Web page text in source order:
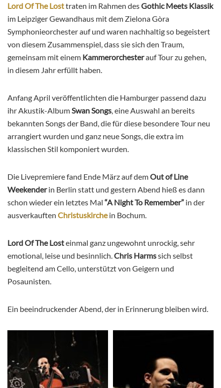
Lord Of The Losttraten im Rahmen desGothic Meets Klassik
im Leipziger Gewandhaus mit dem Zielona Gòra
Symphonieorchester auf und waren nachhaltig so begeistert
von diesem Zusammenspiel, dass sie sich den Traum,
gemeinsam mit einem Kammerorchesterauf Tour zu gehen,
in diesem Jahr erfüllt haben.
Anfang April veröffentlichten die Hamburger passend dazu
ihr Akustik-AlbumSwan Songs, eine Auswahl an bereits
bekannten Songs der Band, die für diese besondere Tour neu
arrangiert wurden und ganz neue Songs, die extra im
klassischen Stil komponiert wurden.
Die Livepremiere fand Ende März auf demOut of Line
Weekenderin Berlin statt und gestern Abend hieß es dann
schon wieder ein letztes Mal “A Night To Remember” in der
ausverkauften Christuskirche in Bochum.
Lord Of The Losteinmal ganz ungewohnt unrockig, sehr
emotional, leise und besinnlich.Chris Harmssich selbst
begleitend am Cello, unterstützt von Geigern und
Posaunisten.
Ein beeindruckender Abend, der in Erinnerung bleiben wird.